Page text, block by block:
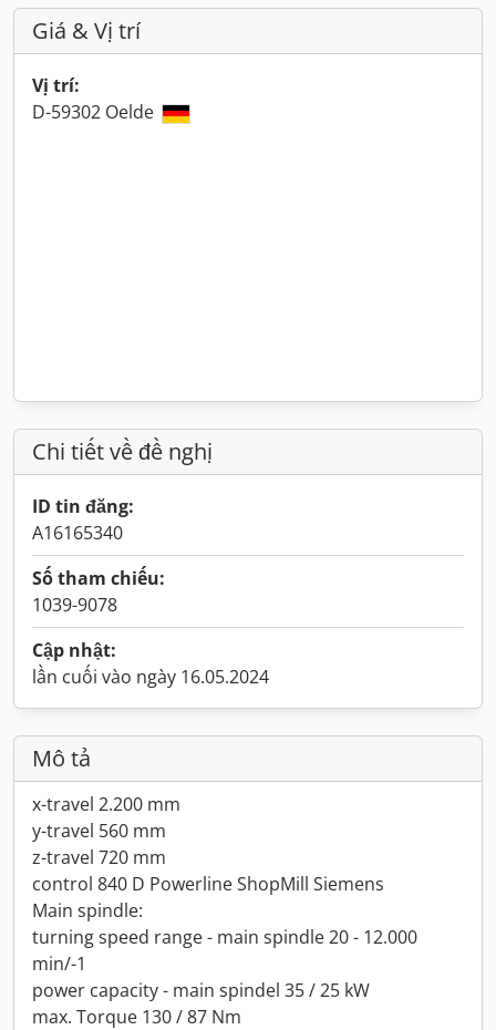
Giá & Vị trí
Vị trí:
D-59302 Oelde
Chi tiết về đề nghị
ID tin đăng:
A16165340
Số tham chiếu:
1039-9078
Cập nhật:
lần cuối vào ngày 16.05.2024
Mô tả
x-travel 2.200 mm
y-travel 560 mm
z-travel 720 mm
control 840 D Powerline ShopMill Siemens
Main spindle:
turning speed range - main spindle 20 - 12.000
min/-1
power capacity - main spindel 35 / 25 kW
max. Torque 130 / 87 Nm